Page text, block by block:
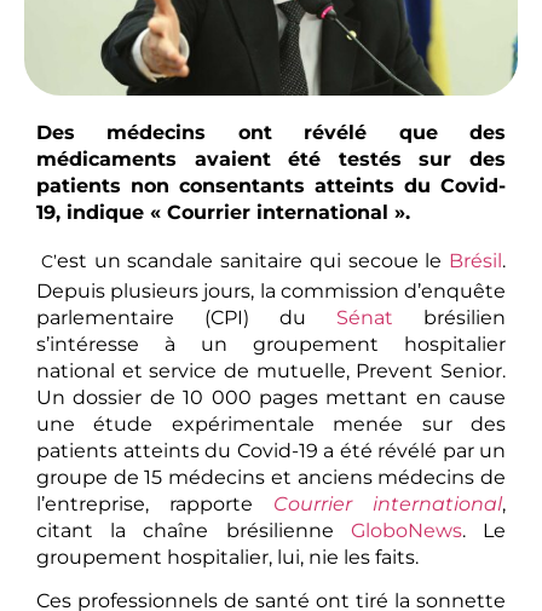
Des médecins ont révélé que des
médicaments avaient été testés sur des
patients non consentants atteints du Covid-
19, indique « Courrier international ».
C’est un scandale sanitaire qui secoue le Brésil.
Depuis plusieurs jours, la commission d’enquête
parlementaire (CPI) du Sénat brésilien
s’intéresse à un groupement hospitalier
national et service de mutuelle, Prevent Senior.
Un dossier de 10 000 pages mettant en cause
une étude expérimentale menée sur des
patients atteints du Covid-19 a été révélé par un
groupe de 15 médecins et anciens médecins de
l’entreprise, rapporte Courrier international,
citant la chaîne brésilienne GloboNews. Le
groupement hospitalier, lui, nie les faits.
Ces professionnels de santé ont tiré la sonnette